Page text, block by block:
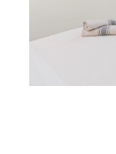
*
locations de